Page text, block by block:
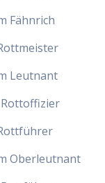
Fähnrich
Leutnant
Oberleutnant